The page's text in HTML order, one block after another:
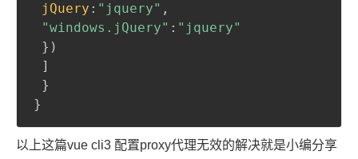
jQuery : "jquery" ,
"windows.jQuery" : "jquery"
} )
]
}
}
以上这篇vue cli3 配置proxy代理无效的解决就是小编分享